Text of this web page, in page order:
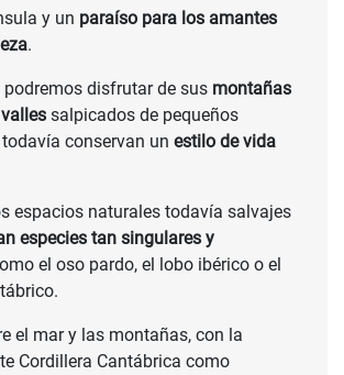
y un paraíso para los amantes
.
podremos disfrutar de sus montañas
salpicados de pequeños
conservan un estilo de vida
espacios naturales todavía salvajes
especies tan singulares y
el oso pardo, el lobo ibérico o el
el mar y las montañas, con la
Cordillera Cantábrica como